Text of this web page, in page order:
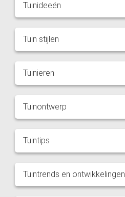
Tuinideeën
Tuin stijlen
Tuinieren
Tuinontwerp
Tuintips
Tuintrends en ontwikkelingen